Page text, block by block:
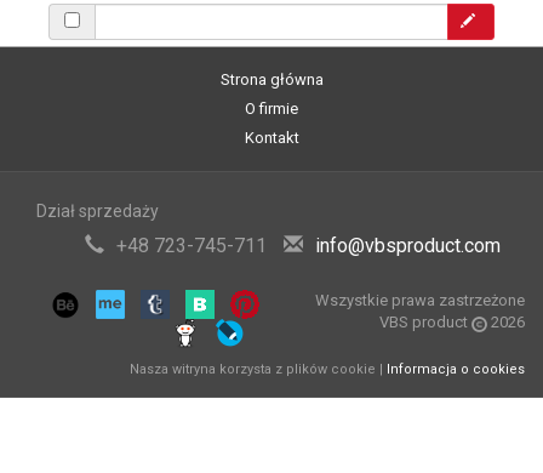
Strona główna
O firmie
Kontakt
Dział sprzedaży
+48 723-745-711 info@vbsproduct.com
Wszystkie prawa zastrzeżone
VBS product
2026
Nasza witryna korzysta z plików cookie | Informacja o cookies